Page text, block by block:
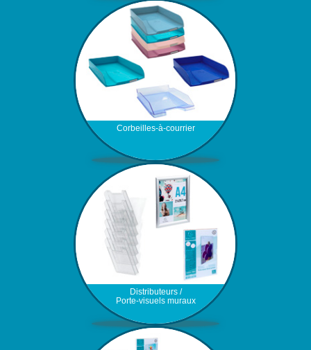
Corbeilles-à-courrier
Distributeurs /
Porte-visuels muraux